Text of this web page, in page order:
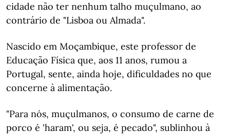
cidade não ter nenhum talho muçulmano, ao
contrário de "Lisboa ou Almada".
Nascido em Moçambique, este professor de
Educação Física que, aos 11 anos, rumou a
Portugal, sente, ainda hoje, dificuldades no que
concerne à alimentação.
"Para nós, muçulmanos, o consumo de carne de
porco é 'haram', ou seja, é pecado", sublinhou à